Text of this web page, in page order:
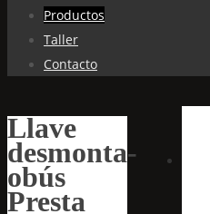
contenidoProductos
Taller
Contacto
Llave
desmonta-
obús
Presta